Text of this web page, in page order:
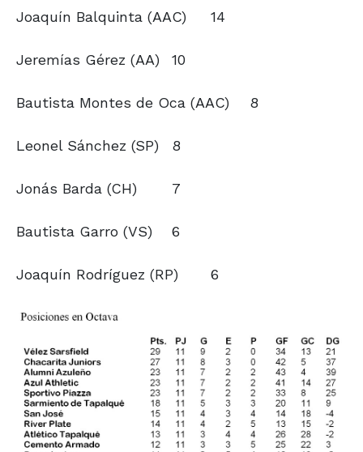
Joaquín Balquinta (AAC) 14
Jeremías Gérez (AA) 10
Bautista Montes de Oca (AAC) 8
Leonel Sánchez (SP) 8
Jonás Barda (CH) 7
Bautista Garro (VS) 6
Joaquín Rodríguez (RP) 6